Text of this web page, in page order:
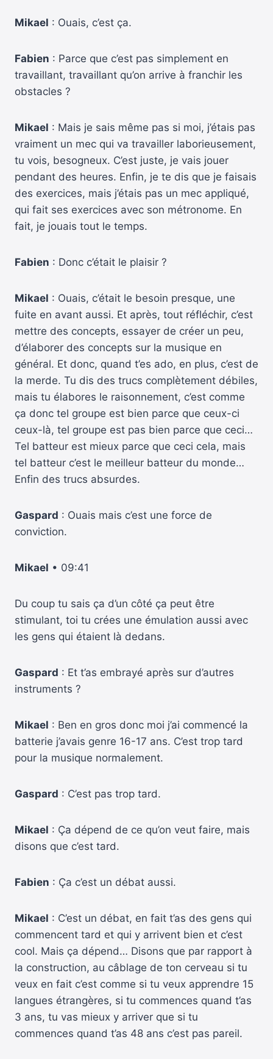
Mikael : Ouais, c’est ça.
Fabien : Parce que c’est pas simplement en
travaillant, travaillant qu’on arrive à franchir les
obstacles ?
Mikael : Mais je sais même pas si moi, j’étais pas
vraiment un mec qui va travailler laborieusement,
tu vois, besogneux. C’est juste, je vais jouer
pendant des heures. Enfin, je te dis que je faisais
des exercices, mais j’étais pas un mec appliqué,
qui fait ses exercices avec son métronome. En
fait, je jouais tout le temps.
Fabien : Donc c’était le plaisir ?
Mikael : Ouais, c’était le besoin presque, une
fuite en avant aussi. Et après, tout réfléchir, c’est
mettre des concepts, essayer de créer un peu,
d’élaborer des concepts sur la musique en
général. Et donc, quand t’es ado, en plus, c’est de
la merde. Tu dis des trucs complètement débiles,
mais tu élabores le raisonnement, c’est comme
ça donc tel groupe est bien parce que ceux-ci
ceux-là, tel groupe est pas bien parce que ceci…
Tel batteur est mieux parce que ceci cela, mais
tel batteur c’est le meilleur batteur du monde…
Enfin des trucs absurdes.
Gaspard : Ouais mais c’est une force de
conviction.
Mikael • 09:41
Du coup tu sais ça d’un côté ça peut être
stimulant, toi tu crées une émulation aussi avec
les gens qui étaient là dedans.
Gaspard : Et t’as embrayé après sur d’autres
instruments ?
Mikael : Ben en gros donc moi j’ai commencé la
batterie j’avais genre 16-17 ans. C’est trop tard
pour la musique normalement.
Gaspard : C’est pas trop tard.
Mikael : Ça dépend de ce qu’on veut faire, mais
disons que c’est tard.
Fabien : Ça c’est un débat aussi.
Mikael : C’est un débat, en fait t’as des gens qui
commencent tard et qui y arrivent bien et c’est
cool. Mais ça dépend… Disons que par rapport à
la construction, au câblage de ton cerveau si tu
veux en fait c’est comme si tu veux apprendre 15
langues étrangères, si tu commences quand t’as
3 ans, tu vas mieux y arriver que si tu
commences quand t’as 48 ans c’est pas pareil.